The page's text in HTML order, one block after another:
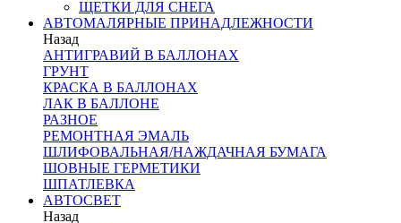
ЩЕТКИ ДЛЯ СНЕГА
АВТОМАЛЯРНЫЕ ПРИНАДЛЕЖНОСТИ
Назад
АНТИГРАВИЙ В БАЛЛОНАХ
ГРУНТ
КРАСКА В БАЛЛОНАХ
ЛАК В БАЛЛОНЕ
РАЗНОЕ
РЕМОНТНАЯ ЭМАЛЬ
ШЛИФОВАЛЬНАЯ/НАЖДАЧНАЯ БУМАГА
ШОВНЫЕ ГЕРМЕТИКИ
ШПАТЛЕВКА
АВТОСВЕТ
Назад